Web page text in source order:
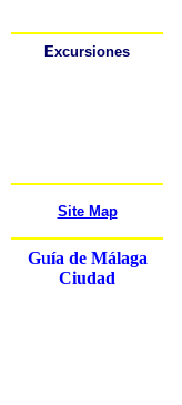
Excursiones
Site Map
Guía de Málaga
Ciudad